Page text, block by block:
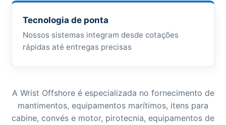
Tecnologia de ponta
Nossos sistemas integram desde cotações
rápidas até entregas precisas
A Wrist Offshore é especializada no fornecimento de
mantimentos, equipamentos marítimos, itens para
cabine, convés e motor, pirotecnia, equipamentos de